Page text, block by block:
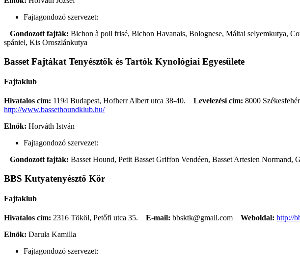
Fajtagondozó szervezet:
Gondozott fajták: Bichon à poil frisé, Bichon Havanais, Bolognese, Máltai selyemkutya,
spániel, Kis Oroszlánkutya
Basset Fajtákat Tenyésztők és Tartók Kynológiai Egyesülete
Fajtaklub
Hivatalos cím: 1194 Budapest, Hofherr Albert utca 38-40. Levelezési cím: 8000
http://www.bassethoundklub.hu/
Elnök: Horváth István
Fajtagondozó szervezet:
Gondozott fajták: Basset Hound, Petit Basset Griffon Vendéen, Basset Artesien Normand,
BBS Kutyatenyésztő Kör
Fajtaklub
Hivatalos cím: 2316 Tököl, Petőfi utca 35. E-mail: bbsktk@gmail.com Weboldal: http://
Elnök: Darula Kamilla
Fajtagondozó szervezet: